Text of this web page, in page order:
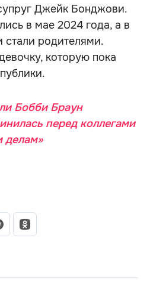
Джейк Бонджови.
в мае 2024 года, а в
родителями.
которую пока
Бобби Браун
перед коллегами
делам»